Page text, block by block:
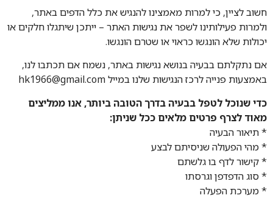
חשוב לציין, כי למרות מאמצינו להנגיש את כלל הדפים באתר,
ולמרות פעילותינו לשפר את נגישות האתר – ייתכן שיתגלו חלקים או
יכולות שלא הונגשו כראוי או שטרם הונגשו.
אם נתקלתם בבעיה בנושא נגישות באתר, נשמח אם תכתבו לנו,
באמצעות פנייה לרכז הנגישות שלנו במייל hk1966@gmail.com
כדי שנוכל לטפל בבעיה בדרך הטובה ביותר, אנו ממליצים
מאוד לצרף פרטים מלאים ככל שניתן:
* תיאור הבעיה
* מהי הפעולה שניסיתם לבצע
* קישור לדף בו גלשתם
* סוג הדפדפן וגרסתו
* מערכת הפעלה